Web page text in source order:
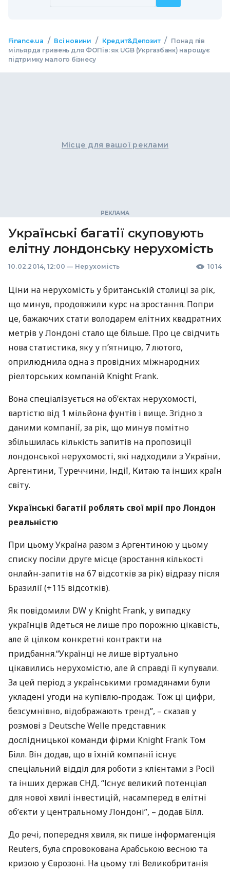
Finance.ua / Всі новини / Кредит&Депозит / Понад пів
мільярда гривень для ФОПів: як UGB (Укргазбанк) нарощує
підтримку малого бізнесу
Місце для вашої реклами
Українські багатії скуповують
елітну лондонську нерухомість
10.02.2014, 12:00 — Нерухомість 1014
Ціни на нерухомість у британській столиці за рік,
що минув, продовжили курс на зростання. Попри
це, бажаючих стати володарем елітних квадратних
метрів у Лондоні стало ще більше. Про це свідчить
нова статистика, яку у п’ятницю, 7 лютого,
оприлюднила одна з провідних міжнародних
ріелторських компаній Knight Frank.
Вона спеціалізується на об’єктах нерухомості,
вартістю від 1 мільйона фунтів і вище. Згідно з
даними компанії, за рік, що минув помітно
збільшилась кількість запитів на пропозиції
лондонської нерухомості, які надходили з України,
Аргентини, Туреччини, Індії, Китаю та інших країн
світу.
Українські багатії роблять свої мрії про Лондон
реальністю
При цьому Україна разом з Аргентиною у цьому
списку посіли друге місце (зростання кількості
онлайн-запитів на 67 відсотків за рік) відразу після
Бразилії (+115 відсотків).
Як повідомили DW у Knіght Frank, у випадку
українців йдеться не лише про порожню цікавість,
але й цілком конкретні контракти на
придбання.“Українці не лише віртуально
цікавились нерухомістю, але й справді її купували.
За цей період з українськими громадянами були
укладені угоди на купівлю-продаж. Тож ці цифри,
безсумнівно, відображають тренд”, – сказав у
розмові з Deutsche Welle представник
дослідницької команди фірми Knіght Frank Том
Білл. Він додав, що в їхній компанії існує
спеціальний відділ для роботи з клієнтами з Росії
та інших державСНД. “Існує великий потенціал
для нової хвилі інвестицій, насамперед в елітні
об’єкти у центральному Лондоні”, – додав Білл.
До речі, попередня хвиля, як пише інформагенція
Reuters, була спровокована Арабською весною та
кризою у Єврозоні. На цьому тлі Великобританія